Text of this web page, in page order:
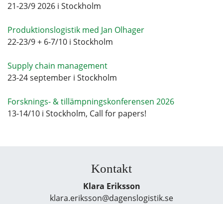
21-23/9 2026 i Stockholm
Produktionslogistik med Jan Olhager
22-23/9 + 6-7/10 i Stockholm
Supply chain management
23-24 september i Stockholm
Forsknings- & tillämpningskonferensen 2026
13-14/10 i Stockholm, Call for papers!
Kontakt
Klara Eriksson
klara.eriksson@dagenslogistik.se